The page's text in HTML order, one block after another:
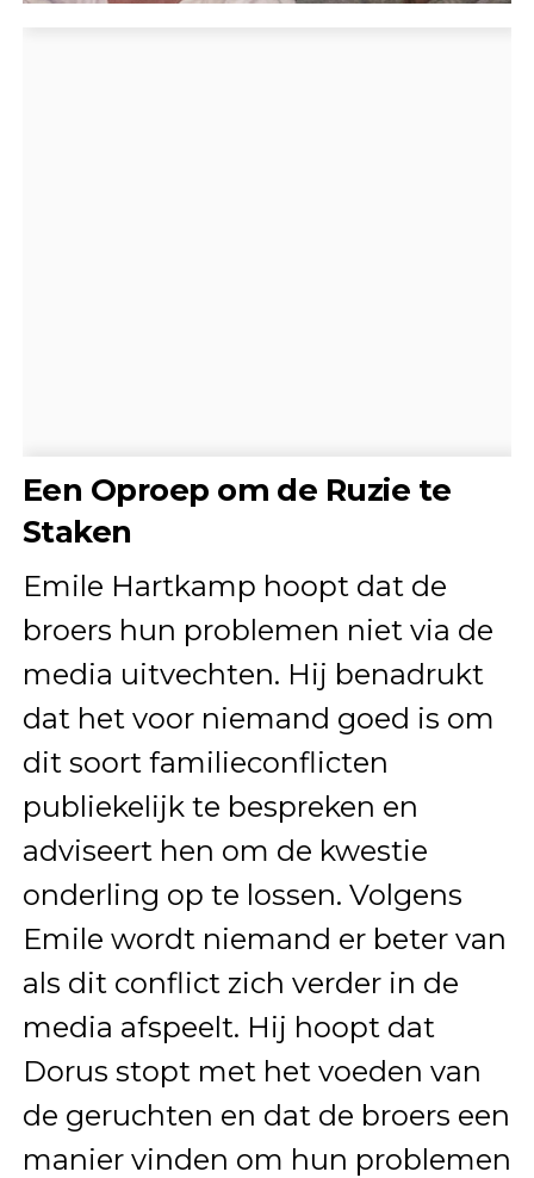
Een Oproep om de Ruzie te
Staken
Emile Hartkamp hoopt dat de
broers hun problemen niet via de
media uitvechten. Hij benadrukt
dat het voor niemand goed is om
dit soort familieconflicten
publiekelijk te bespreken en
adviseert hen om de kwestie
onderling op te lossen. Volgens
Emile wordt niemand er beter van
als dit conflict zich verder in de
media afspeelt. Hij hoopt dat
Dorus stopt met het voeden van
de geruchten en dat de broers een
manier vinden om hun problemen